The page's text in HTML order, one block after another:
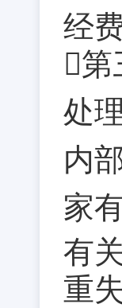
经
第
处
内
家
有
重